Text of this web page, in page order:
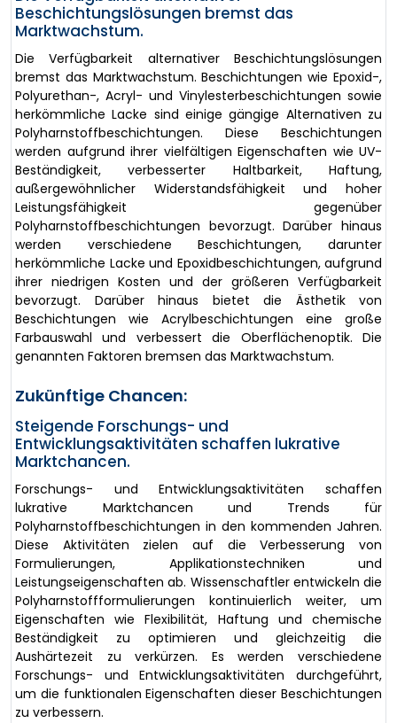
Beschichtungslösungen bremst das
Marktwachstum.
Die Verfügbarkeit alternativer Beschichtungslösungen
bremst das Marktwachstum. Beschichtungen wie Epoxid-,
Polyurethan-, Acryl- und Vinylesterbeschichtungen sowie
herkömmliche Lacke sind einige gängige Alternativen zu
Polyharnstoffbeschichtungen. Diese Beschichtungen
werden aufgrund ihrer vielfältigen Eigenschaften wie UV-
Beständigkeit, verbesserter Haltbarkeit, Haftung,
außergewöhnlicher Widerstandsfähigkeit und hoher
Leistungsfähigkeit gegenüber
Polyharnstoffbeschichtungen bevorzugt. Darüber hinaus
werden verschiedene Beschichtungen, darunter
herkömmliche Lacke und Epoxidbeschichtungen, aufgrund
ihrer niedrigen Kosten und der größeren Verfügbarkeit
bevorzugt. Darüber hinaus bietet die Ästhetik von
Beschichtungen wie Acrylbeschichtungen eine große
Farbauswahl und verbessert die Oberflächenoptik. Die
genannten Faktoren bremsen das Marktwachstum.
Zukünftige Chancen:
Steigende Forschungs- und
Entwicklungsaktivitäten schaffen lukrative
Marktchancen.
Forschungs- und Entwicklungsaktivitäten schaffen
lukrative Marktchancen und Trends für
Polyharnstoffbeschichtungen in den kommenden Jahren.
Diese Aktivitäten zielen auf die Verbesserung von
Formulierungen, Applikationstechniken und
Leistungseigenschaften ab. Wissenschaftler entwickeln die
Polyharnstoffformulierungen kontinuierlich weiter, um
Eigenschaften wie Flexibilität, Haftung und chemische
Beständigkeit zu optimieren und gleichzeitig die
Aushärtezeit zu verkürzen. Es werden verschiedene
Forschungs- und Entwicklungsaktivitäten durchgeführt,
um die funktionalen Eigenschaften dieser Beschichtungen
zu verbessern.